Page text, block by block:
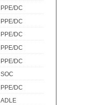
PPE/DC
PPE/DC
PPE/DC
PPE/DC
PPE/DC
SOC
PPE/DC
ADLE